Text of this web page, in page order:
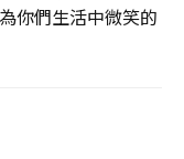
你們生活中微笑的